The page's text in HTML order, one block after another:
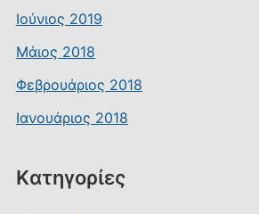
Ιούνιος 2019
Μάιος 2018
Φεβρουάριος 2018
Ιανουάριος 2018
Kατηγορίες